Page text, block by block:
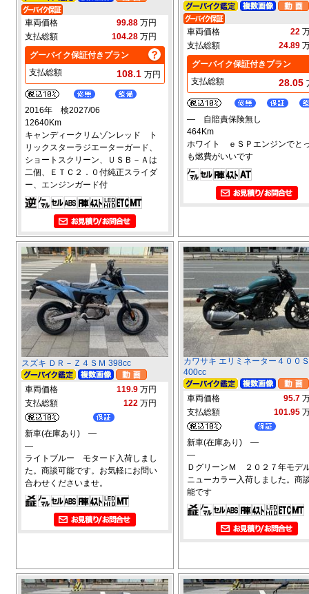
車両価格 99.88 万円
支払総額
104.28 万円
グーバイク保証付きプラン
支払総額
108.1 万円
2016年 検2027/06
12640Km
キャンディークリムゾンレッド ト
リックスターラジエーターガード、
ショートスクリーン、ＵＳＢ－Ａは
二個、ＥＴＣ２．０付純正スライダ
ー、エンジンガード付
車両価格 22
支払総額
24.89
グーバイク保証付きプラン
支払総額
28.05
― 自賠責保険無し
464Km
ホワイト ｅＳＰエンジンでと
も燃費がいいです
スズキ ＤＲ－Ｚ４ＳＭ 398cc
車両価格 119.9 万円
支払総額
122 万円
新車(在庫あり) ―
―
ライトブルー モタード入荷しまし
た。商談可能です。お気軽にお問い
合わせくださいませ。
カワサキ エリミネーター４００
400cc
車両価格 95.7
支払総額
101.95
新車(在庫あり) ―
―
ＤグリーンＭ ２０２７年モデ
ニューカラー入荷しました。商
能です